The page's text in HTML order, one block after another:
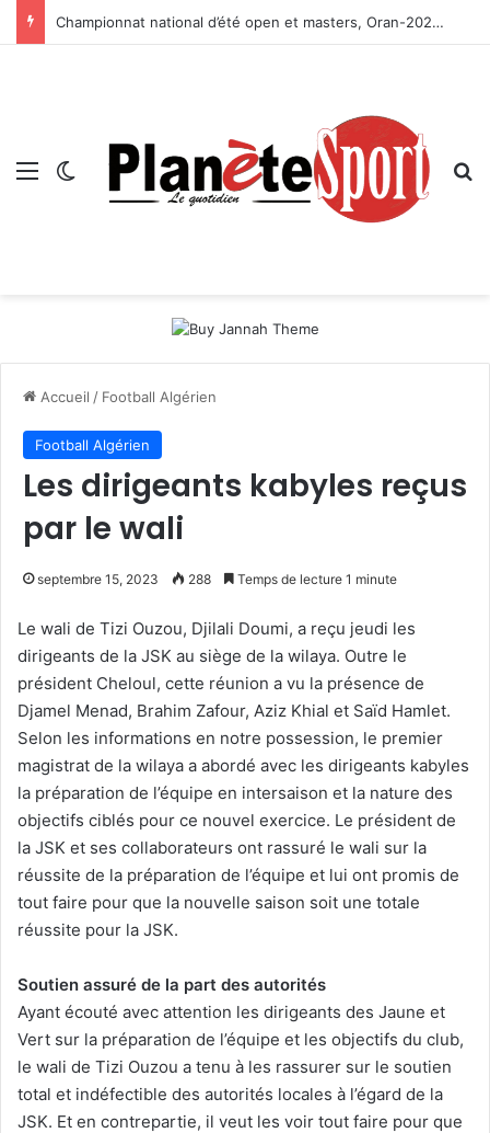
Championnat national d’été open et masters, Oran-2026 — Le CRB s’adjuge le titre
Menu Switch skin
Accueil / Football Algérien
Football Algérien
Les dirigeants kabyles reçus
par le wali
septembre 15, 2023 288 Temps de lecture 1 minute
Le wali de Tizi Ouzou, Djilali Doumi, a reçu jeudi les
dirigeants de la JSK au siège de la wilaya. Outre le
président Cheloul, cette réunion a vu la présence de
Djamel Menad, Brahim Zafour, Aziz Khial et Saïd Hamlet.
Selon les informations en notre possession, le premier
magistrat de la wilaya a abordé avec les dirigeants kabyles
la préparation de l’équipe en intersaison et la nature des
objectifs ciblés pour ce nouvel exercice. Le président de
la JSK et ses collaborateurs ont rassuré le wali sur la
réussite de la préparation de l’équipe et lui ont promis de
tout faire pour que la nouvelle saison soit une totale
réussite pour la JSK.
Soutien assuré de la part des autorités
Ayant écouté avec attention les dirigeants des Jaune et
Vert sur la préparation de l’équipe et les objectifs du club,
le wali de Tizi Ouzou a tenu à les rassurer sur le soutien
total et indéfectible des autorités locales à l’égard de la
JSK. Et en contrepartie, il veut les voir tout faire pour que